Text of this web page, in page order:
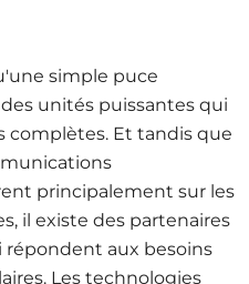
simple puce
unités puissantes qui
complètes. Et tandis que
principalement sur les
il existe des partenaires
aux besoins
Les technologies